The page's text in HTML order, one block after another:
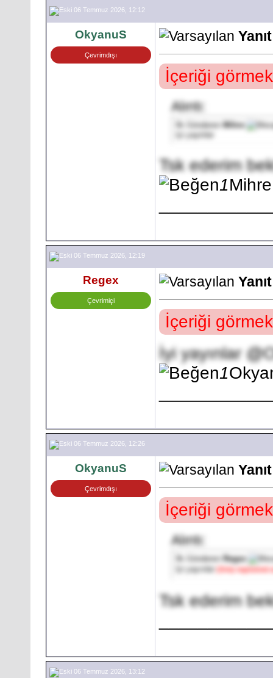
06 Temmuz 2026, 12:12
OkyanuS
Çevrimdışı
İçeriği
Alıntı:
İlk Gönderen
Mihre
Iyi yayinlar
Tsk ederim
1Mihre
06 Temmuz 2026, 12:19
Regex
Çevrimiçi
İçeriği
İyi yayınlar @
1
06 Temmuz 2026, 12:26
OkyanuS
Çevrimdışı
İçeriği
Alıntı:
İlk Gönderen
Regex
İyi yayınlar
[Only
Tsk ederim
06 Temmuz 2026, 13:12